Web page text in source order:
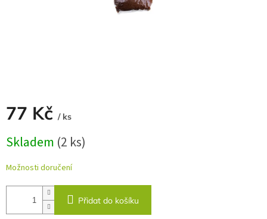
77 Kč / ks
cena:
Skladem (2 ks)
Možnosti doručení
Přidat do košíku